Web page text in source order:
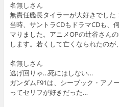
名無しさん
無責任艦長タイラーが大好きでした
当時、サントラCDもドラマCDも、
マりました。アニメOPの辻谷さん
します。若くして亡くなられたのが
名無しさん
逃げ回りゃ…死にはしない…
ガンダムF91は、シーブック・アノ
ってセリフが好きだった…